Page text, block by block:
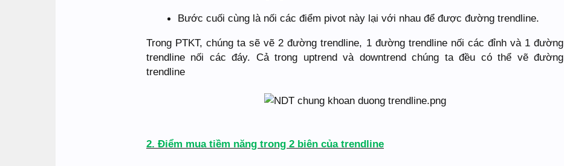
Bước cuối cùng là nối các điểm pivot này lại với nhau để được đường trendline.
Trong PTKT, chúng ta sẽ vẽ 2 đường trendline, 1 đường trendline nối các đỉnh và 1 đường
trendline nối các đáy. Cả trong uptrend và downtrend chúng ta đều có thể vẽ đường
trendline
2. Điểm mua tiềm năng trong 2 biên của trendline